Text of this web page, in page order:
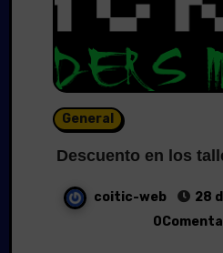
General
Descuento en los
coitic-web
28